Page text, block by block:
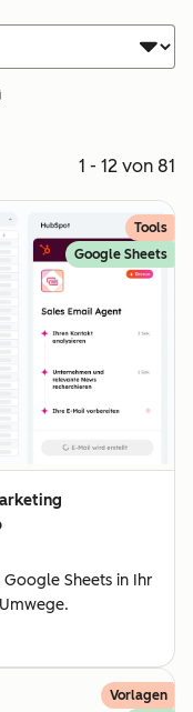
1 - 12 von 81
Tools
Google Sheets
Sheets in Ihr
Vorlagen